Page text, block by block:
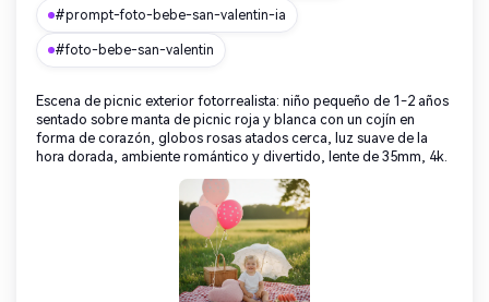
#prompt-foto-bebe-san-valentin-ia
#foto-bebe-san-valentin
Escena de picnic exterior fotorrealista: niño pequeño de 1-2 años
sentado sobre manta de picnic roja y blanca con un cojín en
forma de corazón, globos rosas atados cerca, luz suave de la
hora dorada, ambiente romántico y divertido, lente de 35mm, 4k.